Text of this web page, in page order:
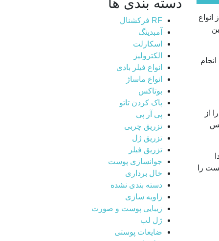
از
را
دسته بندی ها
RF فرکشنال
آمبدینگ
اسکارلت
الکترولیز
انواع فیلر بادی
انواع ماساژ
بوتاکس
پاک کردن تاتو
پی آر پی
تزریق چربی
تزریق ژل
تزریق فیلر
جوانسازی پوست
خال برداری
دسته بندی نشده
زاویه سازی
زیبایی پوست و صورت
ژل لب
ضایعات پوستی